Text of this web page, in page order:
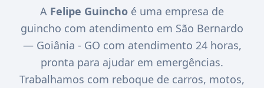
A Felipe Guincho é uma empresa de
guincho com atendimento em São Bernardo
— Goiânia - GO com atendimento 24 horas,
pronta para ajudar em emergências.
Trabalhamos com reboque de carros, motos,